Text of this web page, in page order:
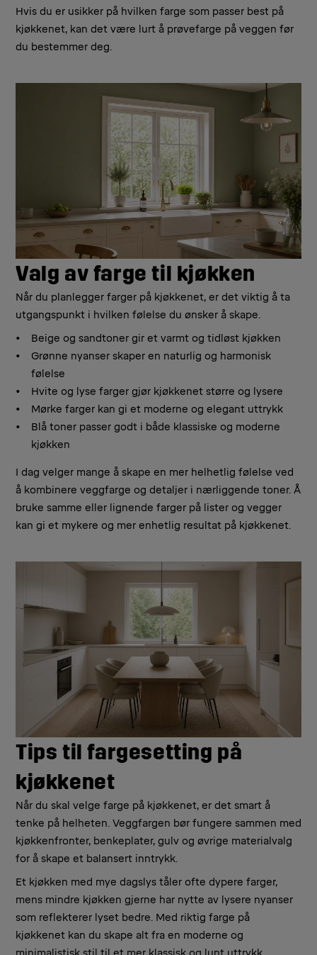
Hvis du er usikker på hvilken farge som passer best på
kjøkkenet, kan det være lurt å prøvefarge på veggen før
du bestemmer deg.
Valg av farge til kjøkken
Når du planlegger farger på kjøkkenet, er det viktig å ta
utgangspunkt i hvilken følelse du ønsker å skape.
Beige og sandtoner gir et varmt og tidløst kjøkken
Grønne nyanser skaper en naturlig og harmonisk
følelse
Hvite og lyse farger gjør kjøkkenet større og lysere
Mørke farger kan gi et moderne og elegant uttrykk
Blå toner passer godt i både klassiske og moderne
kjøkken
I dag velger mange å skape en mer helhetlig følelse ved
å kombinere veggfarge og detaljer i nærliggende toner. Å
bruke samme eller lignende farger på lister og vegger
kan gi et mykere og mer enhetlig resultat på kjøkkenet.
Tips til fargesetting på
kjøkkenet
Når du skal velge farge på kjøkkenet, er det smart å
tenke på helheten. Veggfargen bør fungere sammen med
kjøkkenfronter, benkeplater, gulv og øvrige materialvalg
for å skape et balansert inntrykk.
Et kjøkken med mye dagslys tåler ofte dypere farger,
mens mindre kjøkken gjerne har nytte av lysere nyanser
som reflekterer lyset bedre. Med riktig farge på
kjøkkenet kan du skape alt fra en moderne og